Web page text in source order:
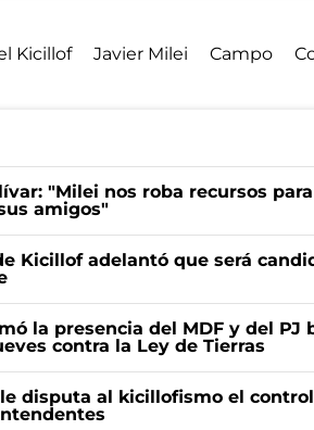
Kicillof Javier Milei Campo
"Milei nos roba recursos
amigos"
Kicillof adelantó que será
la presencia del MDF y del PJ
contra la Ley de Tierras
disputa al kicillofismo el